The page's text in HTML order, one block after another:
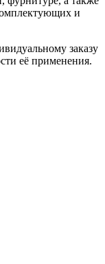
и
заказу
её применения.